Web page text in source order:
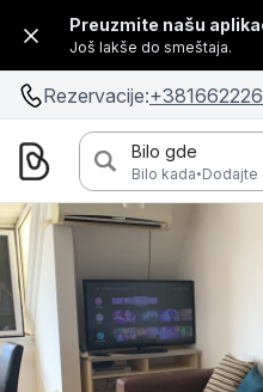
Preuzmite našu
Još lakše do smeštaja.
Rezervacije:
Bilo gde
Bilo kada·Dodajte